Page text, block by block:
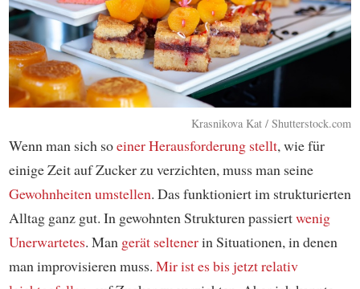
Krasnikova Kat / Shutterstock.com
Wenn man sich soeiner Herausforderung stellt, wie für
einige Zeit auf Zucker zu verzichten, muss man seine
Gewohnheiten umstellen. Das funktioniert im strukturierten
Alltag ganz gut. In gewohnten Strukturen passiertwenig
Unerwartetes. Man gerät seltenerin Situationen, in denen
man improvisieren muss. Mir ist es bis jetzt relativ